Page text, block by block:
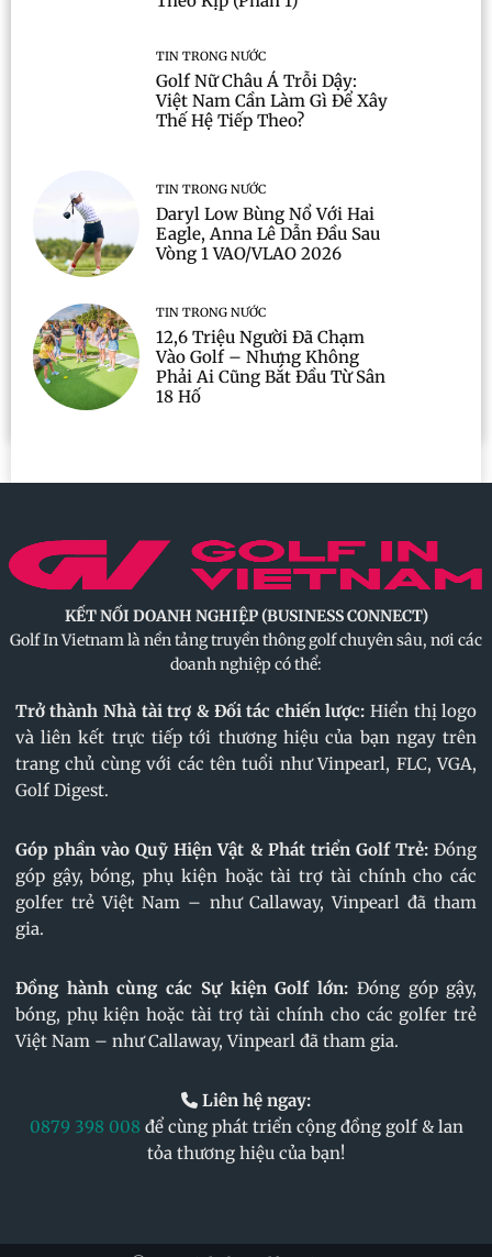
TIN TRONG NƯỚC
Golf Nữ Châu Á Trỗi Dậy:
Việt Nam Cần Làm Gì Để Xây
Thế Hệ Tiếp Theo?
TIN TRONG NƯỚC
Daryl Low Bùng Nổ Với Hai
Eagle, Anna Lê Dẫn Đầu Sau
Vòng 1 VAO/VLAO 2026
TIN TRONG NƯỚC
12,6 Triệu Người Đã Chạm
Vào Golf – Nhưng Không
Phải Ai Cũng Bắt Đầu Từ Sân
18 Hố
KẾT NỐI DOANH NGHIỆP (BUSINESS CONNECT)
Golf In Vietnam là nền tảng truyền thông golf chuyên sâu, nơi các
doanh nghiệp có thể:
Trở thành Nhà tài trợ & Đối tác chiến lược: Hiển thị logo
và liên kết trực tiếp tới thương hiệu của bạn ngay trên
trang chủ cùng với các tên tuổi như Vinpearl, FLC, VGA,
Golf Digest.
Góp phần vào Quỹ Hiện Vật & Phát triển Golf Trẻ: Đóng
góp gậy, bóng, phụ kiện hoặc tài trợ tài chính cho các
golfer trẻ Việt Nam – như Callaway, Vinpearl đã tham
gia.
Đồng hành cùng các Sự kiện Golf lớn: Đóng góp gậy,
bóng, phụ kiện hoặc tài trợ tài chính cho các golfer trẻ
Việt Nam – như Callaway, Vinpearl đã tham gia.
Liên hệ ngay:
0879 398 008 để cùng phát triển cộng đồng golf & lan
tỏa thương hiệu của bạn!